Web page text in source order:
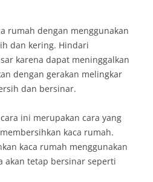
rumah dengan menggunakan
dan kering. Hindari
karena dapat meninggalkan
dengan gerakan melingkar
dan bersinar.
ini merupakan cara yang
kaca rumah.
kaca rumah menggunakan
akan tetap bersinar seperti